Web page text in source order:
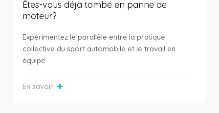
Êtes-vous déjà tombé en panne de
moteur?
Expérimentez le parallèle entre la pratique
collective du sport automobile et le travail en
équipe.
En savoir